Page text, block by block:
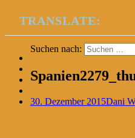
TRANSLATE:
Suchen nach:
30. Dezember 2015Dani